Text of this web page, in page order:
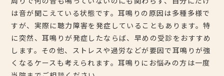
は音が聞こえている状態です。耳鳴りの原因は多種多様で
すが、実際に聴力障害を発症していることもあります。特
に突然、耳鳴りが発症したならば、早めの受診をおすすめ
します。その他、ストレスや過労などが要因で耳鳴りが強
くなるケースも考えられます。耳鳴りにお悩みの方は一度